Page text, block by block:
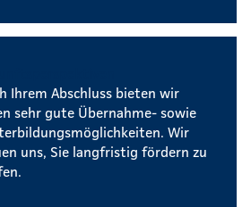
Ihrem Abschluss bieten wir
sehr gute Übernahme- sowie
Wir
uns, Sie langfristig fördern zu